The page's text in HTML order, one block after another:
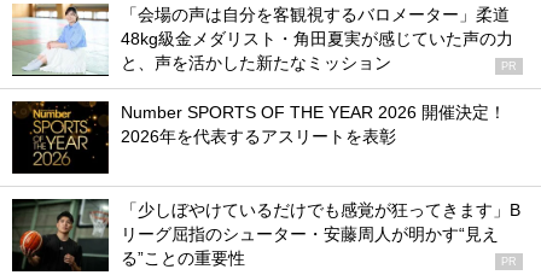
「会場の声は自分を客観視するバロメーター」柔道
48kg級金メダリスト・角田夏実が感じていた声の力
と、声を活かした新たなミッション
PR
Number SPORTS OF THE YEAR 2026 開催決定！
2026年を代表するアスリートを表彰
「少しぼやけているだけでも感覚が狂ってきます」B
リーグ屈指のシューター・安藤周人が明かす“見え
る”ことの重要性
PR